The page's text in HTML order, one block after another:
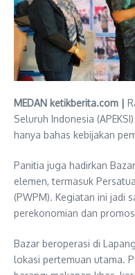
MEDAN ketikberita.com |
Seluruh Indonesia
hanya bahas kebijakan
Panitia juga hadirkan
elemen, termasuk
(PWPM). Kegiatan ini jadi
perekonomian dan
Bazar beroperasi di
lokasi pertemuan utama.